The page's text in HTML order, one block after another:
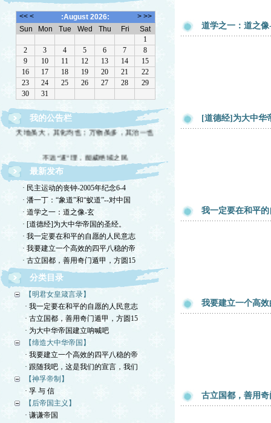
我的公告栏
天地虽大，其化均也；万物虽多，其治一也
中国文化复兴
最新发布
· 民主运动的丧钟-2005年纪念6-4
· 潘一丁：“象道”和“蚁道”--对中国
· 道学之一：道之像-玄
· [道德经]为大中华帝国的圣经。
· 我一定要在和平的自愿的人民意志
· 我要建立一个高效的四平八稳的帝
· 古立国都，善用奇门遁甲，方圆15
分类目录
【明君女皇箴言录】
· 我一定要在和平的自愿的人民意志
· 古立国都，善用奇门遁甲，方圆15
· 为大中华帝国建立呐喊吧
【缔造大中华帝国】
· 我要建立一个高效的四平八稳的帝
· 跟随我吧，这是我们的宣言，我们
【神孚帝制】
· 孚 与 信
【后帝国主义】
· 谦谦帝国
道学之一：道之像
[道德经]为大中华
我一定要在和平
我要建立一个高
古立国都，善用